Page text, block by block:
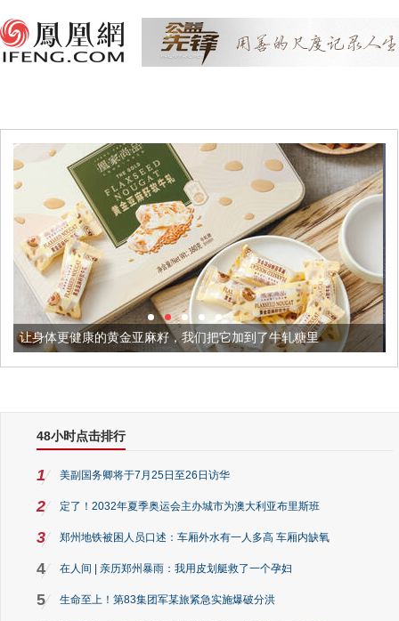
亚麻籽，我们把它加到了牛轧糖里 被列入佛家七宝的它
48小时点击排行
1 美副国务卿将于7月25日至26日访华
2 定了！2032年夏季奥运会主办城市为澳大利亚布里斯班
3 郑州地铁被困人员口述：车厢外水有一人多高 车厢内缺氧
4 在人间 | 亲历郑州暴雨：我用皮划艇救了一个孕妇
5 生命至上！第83集团军某旅紧急实施爆破分洪